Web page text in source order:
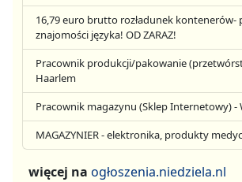
16,79 euro brutto rozładunek kontenerów-
znajomości języka! OD ZARAZ!
Pracownik produkcji/pakowanie
Haarlem
Pracownik magazynu (Sklep Internetowy) -
MAGAZYNIER - elektronika, produkty
więcej na ogłoszenia.niedziela.nl